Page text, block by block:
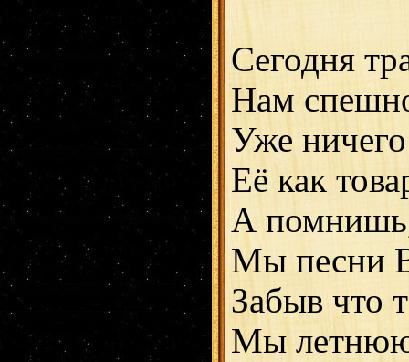
Сегодня
Нам
Уже
Её как
А помнишь,
Мы песни
Забыв что
Мы летнюю